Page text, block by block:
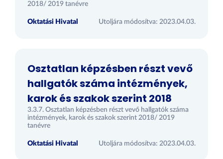
2018/ 2019 tanévre
Oktatási Hivatal Utoljára módosítva: 2023.04.03.
Osztatlan képzésben részt vevő
hallgatók száma intézmények,
karok és szakok szerint 2018
3.3.7. Osztatlan képzésben részt vevő hallgatók száma
intézmények, karok és szakok szerint 2018/ 2019
tanévre
Oktatási Hivatal Utoljára módosítva: 2023.04.03.